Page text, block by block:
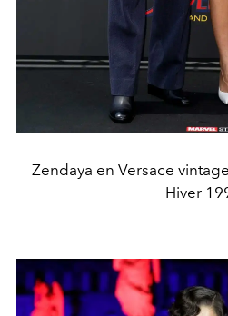
Zendaya en Versace
Hiver